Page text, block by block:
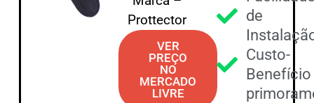
Prottector
VER
PREÇO
NO
MERCADO
LIVRE
de
Custo-
Benefício